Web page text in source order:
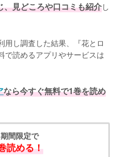
見どころや口コミも紹介し
用し調査した結果、『花とロ
で読めるアプリやサービスは
なら今すぐ無料で1巻を読め
間限定で
読める！